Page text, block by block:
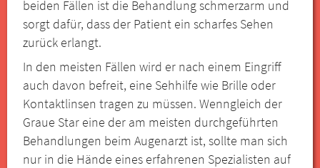
beiden Fällen ist die Behandlung schmerzarm und
sorgt dafür, dass der Patient ein scharfes Sehen
zurück erlangt.
In den meisten Fällen wird er nach einem Eingriff
auch davon befreit, eine Sehhilfe wie Brille oder
Kontaktlinsen tragen zu müssen. Wenngleich der
Graue Star eine der am meisten durchgeführten
Behandlungen beim Augenarzt ist, sollte man sich
nur in die Hände eines erfahrenen Spezialisten auf